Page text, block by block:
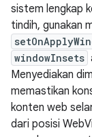
sistem lengkap
tindih, gunakan
windowInsets
Menyediakan
memastikan
konten web
dari posisi